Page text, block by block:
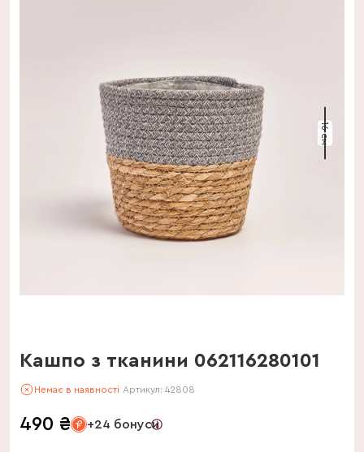
16 см
Кашпо з тканини 062116280101
Немає в наявності Артикул: 42808
490 ₴ +24 бонуси